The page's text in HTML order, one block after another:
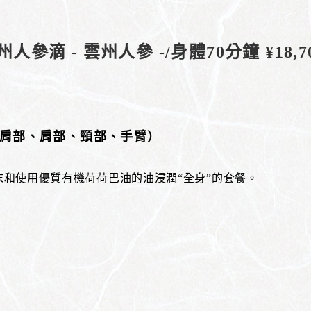
人參滴 - 雲州人參 -/身體70分鐘
、肩部、頸部、手臂）
使用優質有機荷荷巴油的油浸潤“全身”的套餐。